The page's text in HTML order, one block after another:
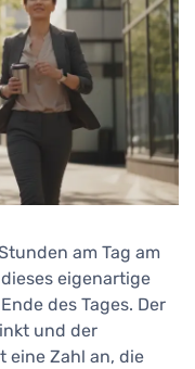
am Tag am
eigenartige
des Tages. Der
und der
eine Zahl an, die